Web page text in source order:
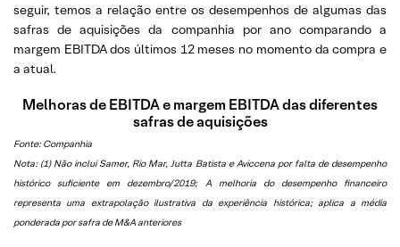
seguir, temos a relação entre os desempenhos de algumas das
safras de aquisições da companhia por ano comparando a
margem EBITDA dos últimos 12 meses no momento da compra e
a atual.
Melhoras de EBITDA e margem EBITDA das diferentes
safras de aquisições
Fonte: Companhia
Nota: (1) Não inclui Samer, Rio Mar, Jutta Batista e Aviccena por falta de desempenho
histórico suficiente em dezembro/2019; A melhoria do desempenho financeiro
representa uma extrapolação ilustrativa da experiência histórica; aplica a média
ponderada por safra de M&A anteriores